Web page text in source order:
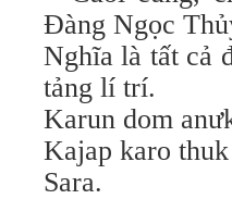
Đàng Ngọc
Nghĩa là tất cả
tảng lí trí.
Karun dom
Kajap karo
Sara.